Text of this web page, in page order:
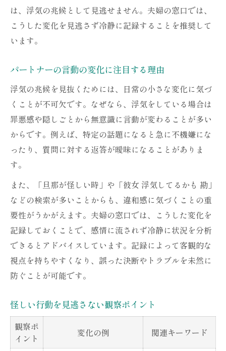
は、浮気の兆候として見逃せません。夫婦の窓口では、
こうした変化を見逃さず冷静に記録することを推奨して
います。
パートナーの言動の変化に注目する理由
浮気の兆候を見抜くためには、日常の小さな変化に気づ
くことが不可欠です。なぜなら、浮気をしている場合は
罪悪感や隠しごとから無意識に言動が変わることが多い
からです。例えば、特定の話題になると急に不機嫌にな
ったり、質問に対する返答が曖昧になることがありま
す。
また、「旦那が怪しい時」や「彼女 浮気してるかも 勘」
などの検索が多いことからも、違和感に気づくことの重
要性がうかがえます。夫婦の窓口では、こうした変化を
記録しておくことで、感情に流されず冷静に状況を分析
できるとアドバイスしています。記録によって客観的な
視点を持ちやすくなり、誤った決断やトラブルを未然に
防ぐことが可能です。
怪しい行動を見逃さない観察ポイント
観察ポ
イント
変化の例 関連キーワード